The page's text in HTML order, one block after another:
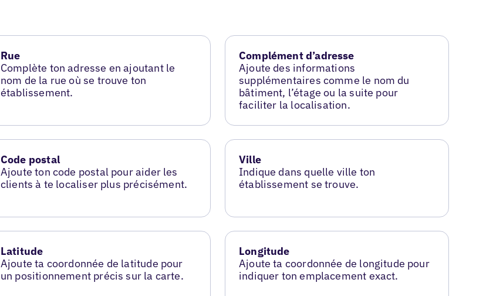
Rue
Complète ton adresse en ajoutant le
nom de la rue où se trouve ton
établissement.
Complément d’adresse
Ajoute des informations
supplémentaires comme le nom du
bâtiment, l’étage ou la suite pour
faciliter la localisation.
Code postal
Ajoute ton code postal pour aider les
clients à te localiser plus précisément.
Ville
Indique dans quelle ville ton
établissement se trouve.
Latitude
Ajoute ta coordonnée de latitude pour
un positionnement précis sur la carte.
Longitude
Ajoute ta coordonnée de longitude pour
indiquer ton emplacement exact.